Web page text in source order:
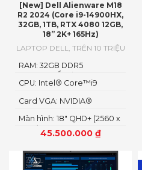
[New] Dell Alienware M18
R2 2024 (Core i9-14900HX,
32GB, 1TB, RTX 4080 12GB,
18” 2K+ 165Hz)
LAPTOP DELL, TRÊN 10 TRIỆU
45.500.000 ₫
Màn hình: 18" QHD+ (2560 x
1600)
Card VGA: NVIDIA®
GDDR6
CPU: Intel® Core™i9
RAM: 32GB DDR5
4800MHzỔ cứng1TB PCIe
Gen4 M.2 SSD